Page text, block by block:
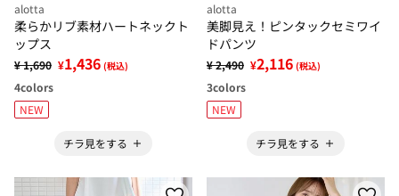
alotta
柔らかリブ素材ハートネックト
ップス
¥ 1,690 ¥1,436 (税込)
4colors
NEW
チラ見をする
alotta
美脚見え！ピンタックセミワイ
ドパンツ
¥ 2,490 ¥2,116 (税込)
3colors
NEW
チラ見をする